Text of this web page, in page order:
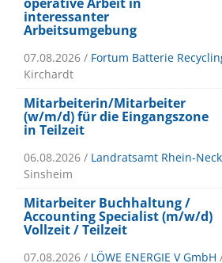
interessanter
Arbeitsumgebung
07.08.2026 / Fortum Batterie
Kirchardt
Mitarbeiterin/Mitarbeiter
(w/m/d) für die Eingangszone
in Teilzeit
06.08.2026 / Landratsamt Rhein-
Sinsheim
Mitarbeiter Buchhaltung /
Accounting Specialist (m/w/d)
Vollzeit / Teilzeit
07.08.2026 / LÖWE ENERGIE V GmbH